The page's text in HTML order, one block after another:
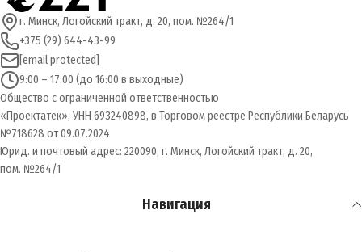
г. Минск, Логойский тракт, д. 20, пом. №264/1
+375 (29) 644-43-99
[email protected]
9:00 – 17:00 (до 16:00 в выходные)
Общество с ограниченной ответственностью
«Проектатек», УНН 693240898, в Торговом реестре Республики Беларусь
№718628 от 09.07.2024
Юрид. и почтовый адрес: 220090, г. Минск, Логойский тракт, д. 20,
пом. №264/1
Навигация